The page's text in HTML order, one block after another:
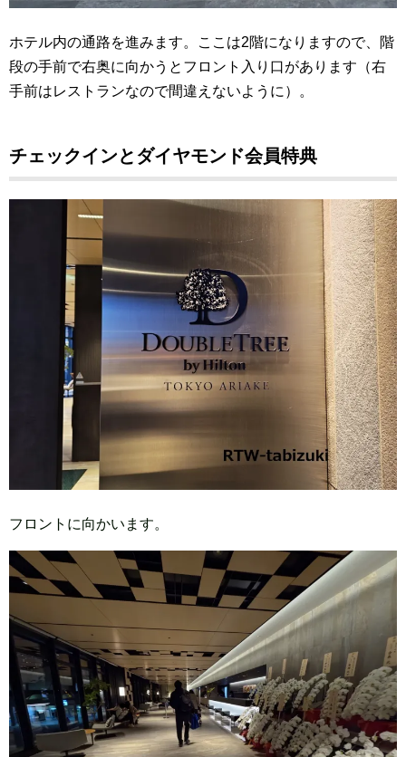
ホテル内の通路を進みます。ここは2階になりますので、階
段の手前で右奥に向かうとフロント入り口があります（右
手前はレストランなので間違えないように）。
チェックインとダイヤモンド会員特典
フロントに向かいます。